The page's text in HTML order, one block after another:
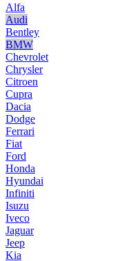
Alfa
Audi
Bentley
BMW
Chevrolet
Chrysler
Citroen
Cupra
Dacia
Dodge
Ferrari
Fiat
Ford
Honda
Hyundai
Infiniti
Isuzu
Iveco
Jaguar
Jeep
Kia